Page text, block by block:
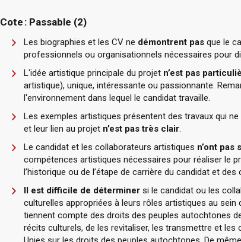
Cote : Passable (2)
Les biographies et les CV ne démontrent pasque le
professionnels ou organisationnels nécessaires pour
L'idée artistique principale du projet n’est pas
artistique), unique, intéressante ou passionnante.
l'environnement dans lequel le candidat travaille.
Les exemples artistiques présentent des travaux qui
et leur lien au projet n’est pas très clair.
Le candidat et les collaborateurs artistiques n’ont pas
compétences artistiques nécessaires pour réaliser le
l’historique ou de l’étape de carrière du candidat et
Il est difficile de déterminersi le candidat ou les
culturelles appropriées à leurs rôles artistiques au sein
tiennent compte des droits des peuples autochtones
récits culturels, de les revitaliser, les transmettre et les